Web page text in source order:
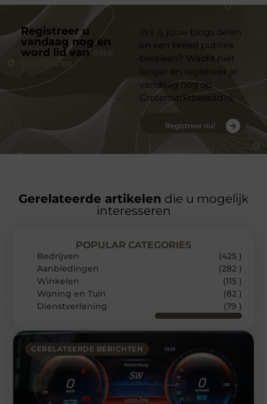
Registreer u
vandaag nog en
word lid van
platform
Wil jij jouw blogs delen
en een breed publiek
bereiken? Wacht niet
langer en registreer je
vandaag nog op
Grotemarktberaad.nl
Registreer nu!
Gerelateerde artikelen die u mogelijk
interesseren
GERELATEERDE BERICHTEN
POPULAR CATEGORIES
Bedrijven
(425 )
Aanbiedingen
(282 )
Winkelen
(115 )
Woning en Tuin
(82 )
Dienstverlening
(79 )